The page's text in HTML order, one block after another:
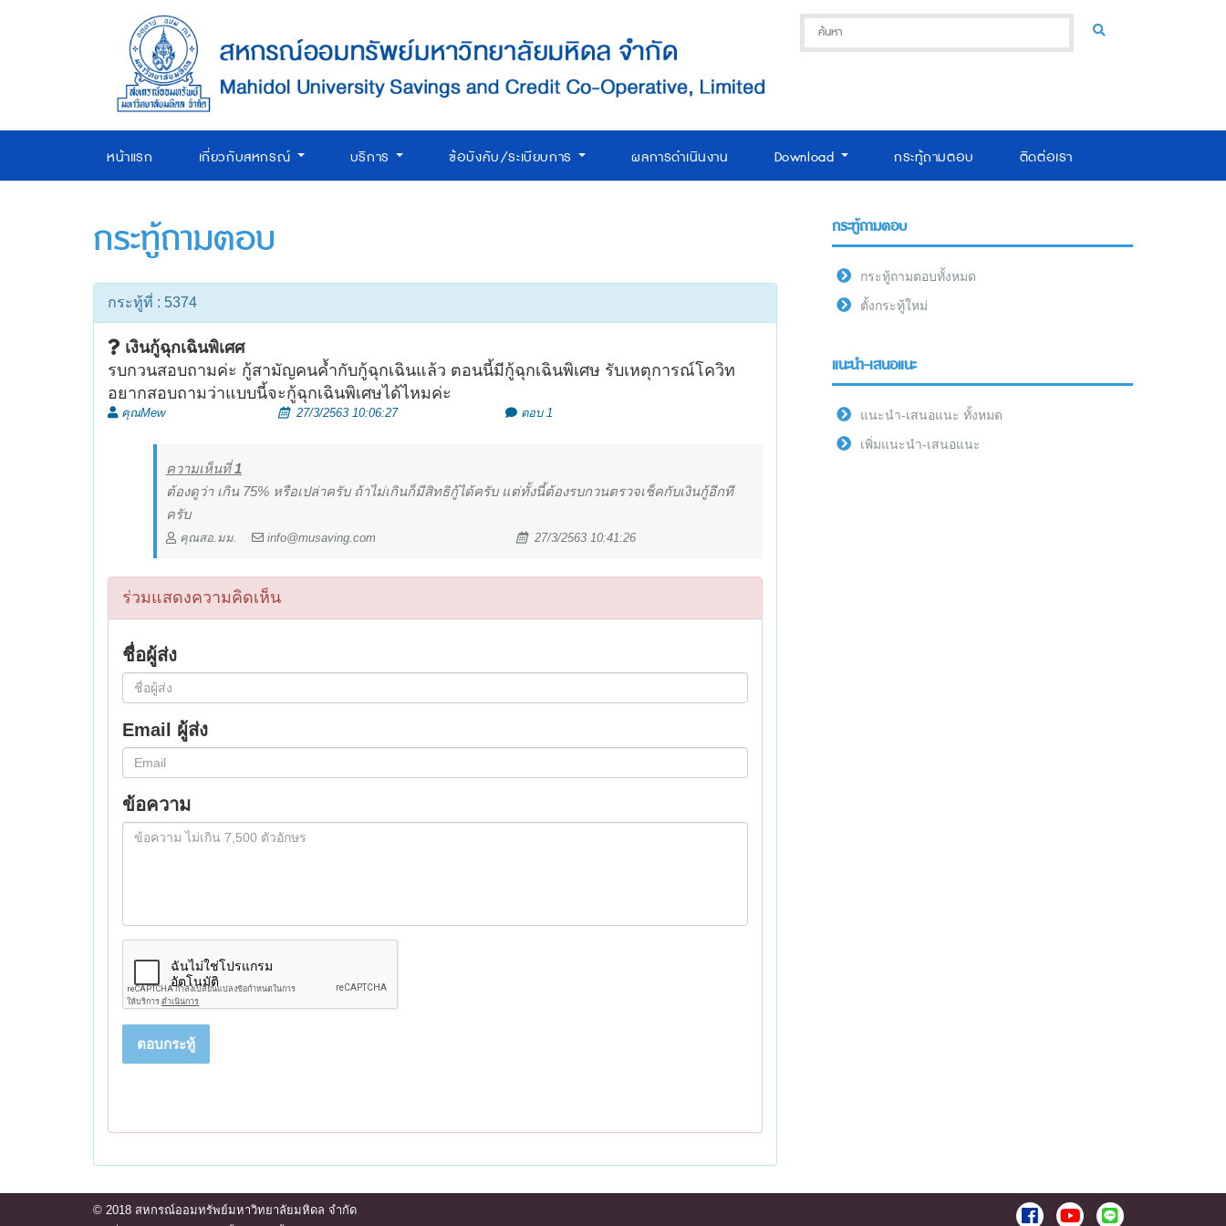
หน้าแรก เกี่ยวกับสหกรณ์ บริการ ข้อบังคับ/ระเบียบการ ผลการดำเนินงาน Download กระทู้ถามตอบ ติดต่อเรา
กระทู้ถามตอบ
กระทู้ที่ : 5374
เงินกู้ฉุกเฉินพิเศศ
รบกวนสอบถามค่ะ กู้สามัญคนค้ำกับกู้ฉุกเฉินแล้ว ตอนนี้มีกู้ฉุกเฉินพิเศษ รับเหตุการณ์โควิท
อยากสอบถามว่าแบบนี้จะกู้ฉุกเฉินพิเศษได้ไหมค่ะ
คุณMew 27/3/2563 10:06:27 ตอบ 1
ความเห็นที่1
ต้องดูว่า เกิน 75% หรือเปล่าครับ ถ้าไม่เกินก็มีสิทธิกู้ได้ครับ แต่ทั้งนี้ต้องรบกวนตรวจเช็คกับเงินกู้อีกที
ครับ
คุณสอ.มม. info@musaving.com 27/3/2563 10:41:26
ร่วมแสดงความคิดเห็น
ชื่อผู้ส่ง
Email ผู้ส่ง
ข้อความ
ตอบกระทู้
กระทู้ถามตอบ
กระทู้ถามตอบทั้งหมด
ตั้งกระทู้ใหม่
แนะนำ-เสนอแนะ
แนะนำ-เสนอแนะ ทั้งหมด
เพิ่มแนะนำ-เสนอแนะ
© 2018 สหกรณ์ออมทรัพย์มหาวิทยาลัยมหิดล จำกัด